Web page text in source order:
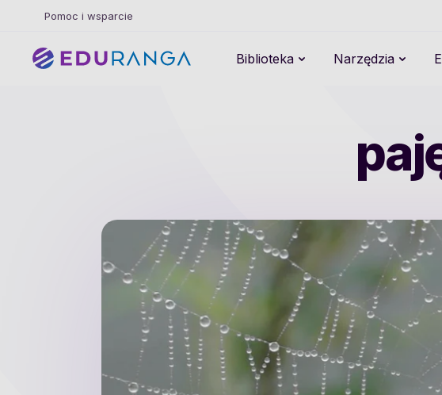
Pomoc i wsparcie
Biblioteka Narzędzia